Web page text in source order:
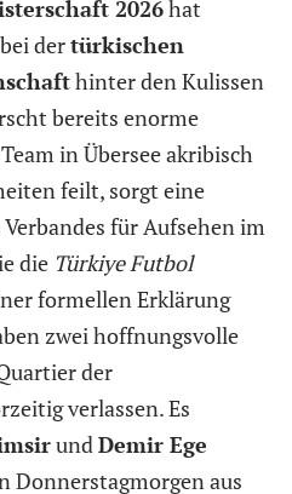
2026hat
dertürkischen
hinter den Kulissen
bereits enorme
in Übersee akribisch
feilt, sorgt eine
für Aufsehen im
die Türkiye Futbol
formellen Erklärung
zwei hoffnungsvolle
der
verlassen. Es
und Demir Ege
Donnerstagmorgen aus